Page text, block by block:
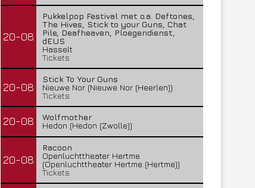
20-08
Pukkelpop Festival met o.a. Deftones,
The Hives, Stick to your Guns, Chat
Pile, Deafheaven, Ploegendienst,
dEUS
Hasselt
Tickets
20-08
Stick To Your Guns
Nieuwe Nor (Nieuwe Nor (Heerlen))
Tickets
20-08
Wolfmother
Hedon (Hedon (Zwolle))
20-08
Racoon
Openluchttheater Hertme
(Openluchttheater Hertme (Hertme))
Tickets